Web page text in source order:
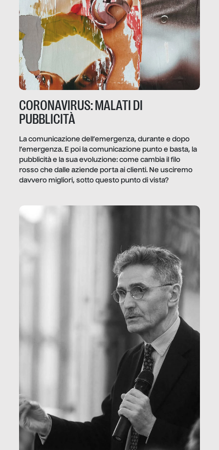
CORONAVIRUS: MALATI DI
PUBBLICITÀ
La comunicazione dell’emergenza, durante e dopo
l’emergenza. E poi la comunicazione punto e basta, la
pubblicità e la sua evoluzione: come cambia il filo
rosso che dalle aziende porta ai clienti. Ne usciremo
davvero migliori, sotto questo punto di vista?